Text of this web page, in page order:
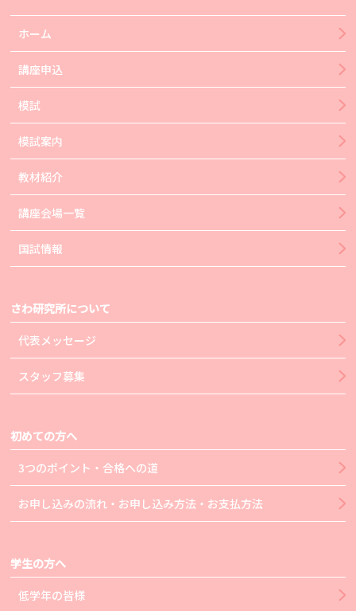
ホーム
講座申込
模試
模試案内
教材紹介
講座会場一覧
国試情報
さわ研究所について
代表メッセージ
スタッフ募集
初めての方へ
3つのポイント・合格への道
お申し込みの流れ・お申し込み方法・お支払方法
学生の方へ
低学年の皆様